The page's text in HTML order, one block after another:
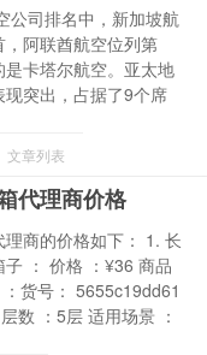
公司排名中，新加坡航
，阿联酋航空位列第
卡塔尔航空。亚太地
现突出，占据了9个席
文章列表
代理商价格
商的价格如下： 1. 长
： 价格 ：¥36 商品
货号： 5655c19dd61
数 ：5层 适用场景 ：